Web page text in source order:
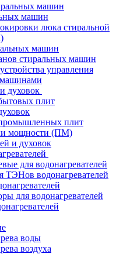
машин
машин
люка стиральной
машин
стиральных машин
управления
духовок
плит
плит
мощности (ПМ)
и духовок
для водонагревателей
ТЭНов водонагревателей
для водонагревателей
воды
воздуха